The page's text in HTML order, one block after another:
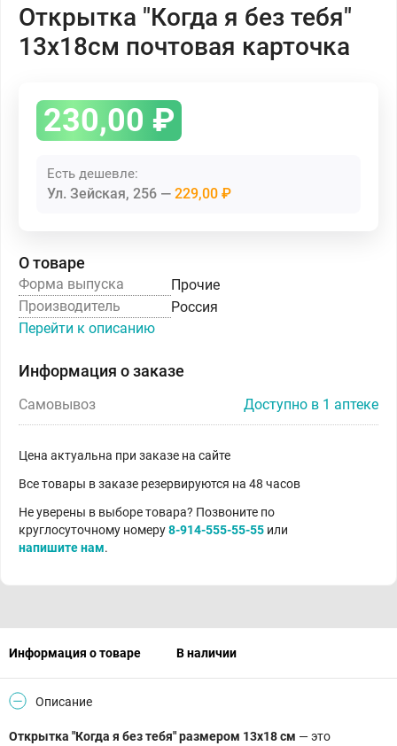
Открытка "Когда я без тебя"
13х18см почтовая карточка
230,00 ₽
Есть дешевле:
Ул. Зейская, 256 229,00 ₽
О товаре
Форма выпуска
Прочие
Производитель
Россия
Перейти к описанию
Информация о заказе
Самовывоз Доступно в 1 аптеке
Цена актуальна при заказе на сайте
Все товары в заказе резервируются на 48 часов
Не уверены в выборе товара? Позвоните по
круглосуточному номеру8-914-555-55-55 или
напишите нам.
Информация о товаре В наличии
Описание
Открытка "Когда я без тебя" размером 13х18 см — это